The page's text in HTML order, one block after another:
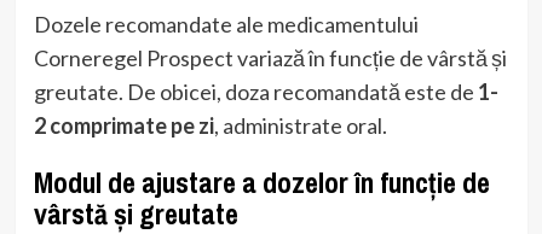
Dozele recomandate ale medicamentului
Corneregel Prospect variază în funcție de vârstă și
greutate. De obicei, doza recomandată este de 1-
2 comprimate pe zi, administrate oral.
Modul de ajustare a dozelor în funcție de
vârstă și greutate